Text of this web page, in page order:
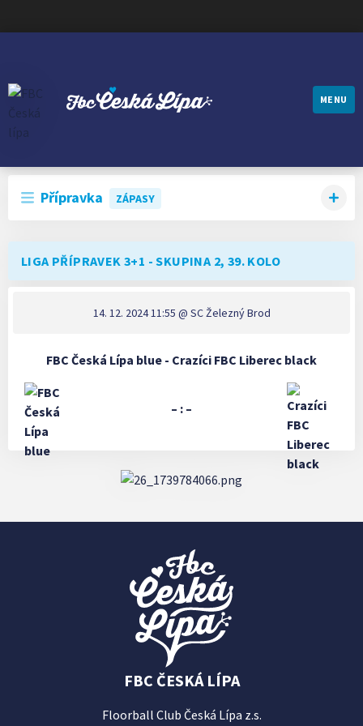
FBC ČESKÁ LÍPA
MENU
Přípravka ZÁPASY
LIGA PŘÍPRAVEK 3+1 - SKUPINA 2, 39. KOLO
14. 12. 2024 11:55 @ SC Železný Brod
FBC Česká Lípa blue - Crazíci FBC Liberec black
– : –
FBC ČESKÁ LÍPA
Floorball Club Česká Lípa z.s.